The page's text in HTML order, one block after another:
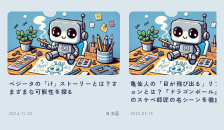
ベジータの「if」ストーリーとは？さ
まざまな可能性を探る
2024.11.02 日本語
亀仙人の「目が飛び出る」リア
ョンとは？『ドラゴンボール』
のスケベ師匠の名シーンを徹底
2025.02.15